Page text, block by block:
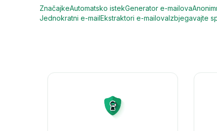
ZnačajkeAutomatsko istekGenerator e-mailova
Jednokratni e-mailEkstraktori e-mailovaIzbjegavajte